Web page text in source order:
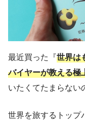
最近買った『世界は
バイヤーが教える極
いたくてたまらない
世界を旅するトップ